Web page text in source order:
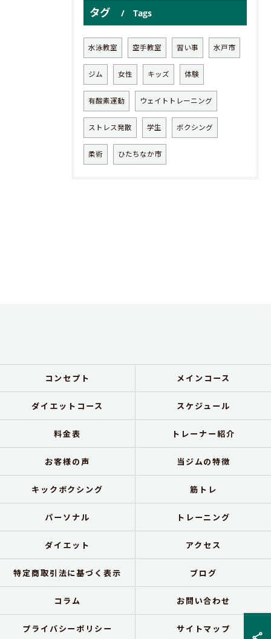
タグ Tags
水泳教室 空手教室 習い事 水戸市
ジム 女性 キッズ 体験
有酸素運動 ウェイトトレーニング
ストレス発散 学生 ボクシング
柔術 ひたちなか市
コンセプト メインコース
ダイエットコース スケジュール
料金表 トレーナー紹介
お客様の声 当ジムの特徴
キックボクシング 筋トレ
パーソナル トレーニング
ダイエット アクセス
特定商取引法に基づく表示 ブログ
コラム お問い合わせ
プライバシーポリシー サイトマップ